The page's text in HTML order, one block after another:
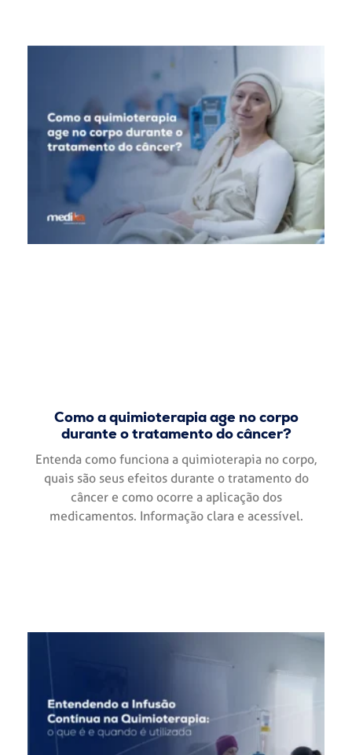
Como a quimioterapia age no corpo
durante o tratamento do câncer?
Entenda como funciona a quimioterapia no corpo,
quais são seus efeitos durante o tratamento do
câncer e como ocorre a aplicação dos
medicamentos. Informação clara e acessível.